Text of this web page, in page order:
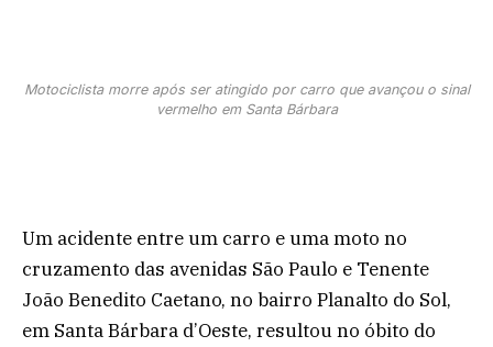
Motociclista morre após ser atingido por carro que avançou o sinal
vermelho em Santa Bárbara
Um acidente entre um carro e uma moto no
cruzamento das avenidas São Paulo e Tenente
João Benedito Caetano, no bairro Planalto do Sol,
em Santa Bárbara d’Oeste, resultou no óbito do